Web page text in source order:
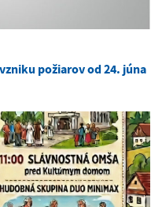
požiarov od 24. júna